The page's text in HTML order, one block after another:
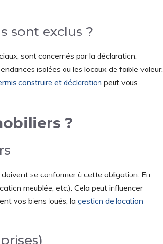
sont exclus ?
sont concernés par la déclaration.
isolées ou les locaux de faible valeur.
construire et déclaration peut vous
?
doivent se conformer à cette obligation. En
meublée, etc.). Cela peut influencer
vos biens loués, la gestion de location